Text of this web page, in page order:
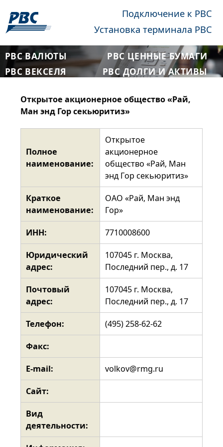
Подключение к РВС
Установка терминала РВС
РВС ВАЛЮТЫ
РВС ЦЕННЫЕ БУМАГИ
РВС ВЕКСЕЛЯ
РВС ДОЛГИ И АКТИВЫ
Открытое акционерное общество «Рай,
Ман энд Гор секьюритиз»
Полное
наименование:
Открытое
акционерное
общество «Рай, Ман
энд Гор секьюритиз»
Краткое
наименование:
ОАО «Рай, Ман энд
Гор»
ИНН: 7710008600
Юридический
адрес:
107045 г. Москва,
Последний пер., д. 17
Почтовый
адрес:
107045 г. Москва,
Последний пер., д. 17
Телефон: (495) 258-62-62
Факс:
E-mail: volkov@rmg.ru
Сайт:
Вид
деятельности: